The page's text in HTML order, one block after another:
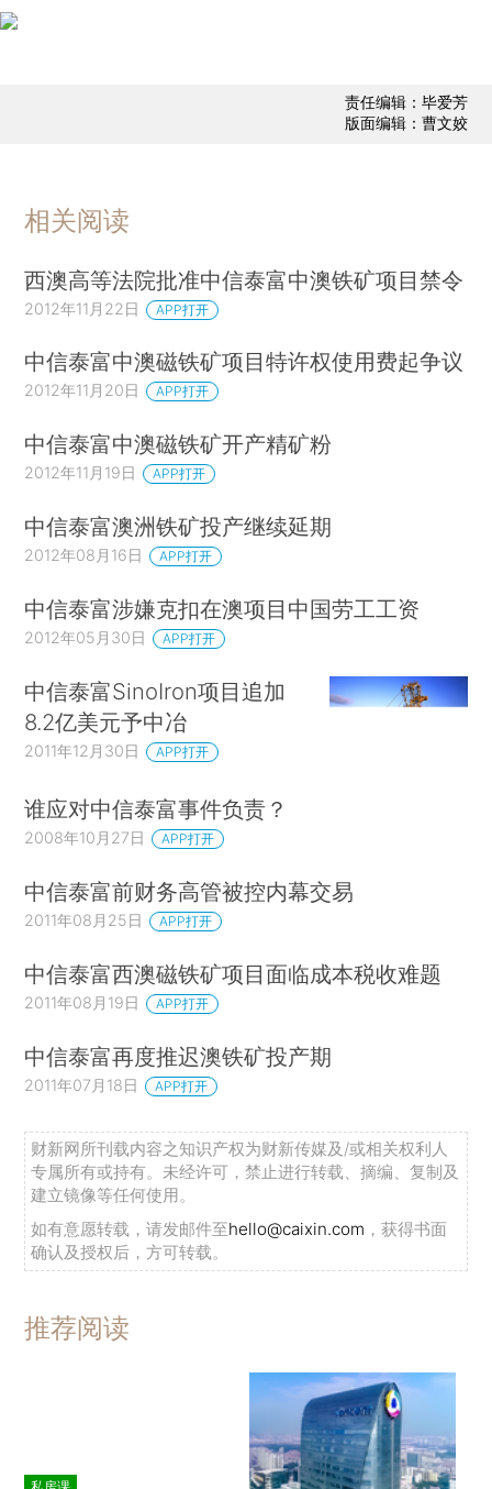
责任编辑：毕爱芳
版面编辑：曹文姣
相关阅读
西澳高等法院批准中信泰富中澳铁矿项目禁令
2012年11月22日 APP打开
中信泰富中澳磁铁矿项目特许权使用费起争议
2012年11月20日 APP打开
中信泰富中澳磁铁矿开产精矿粉
2012年11月19日 APP打开
中信泰富澳洲铁矿投产继续延期
2012年08月16日 APP打开
中信泰富涉嫌克扣在澳项目中国劳工工资
2012年05月30日 APP打开
中信泰富SinoIron项目追加
8.2亿美元予中冶
2011年12月30日 APP打开
谁应对中信泰富事件负责？
2008年10月27日 APP打开
中信泰富前财务高管被控内幕交易
2011年08月25日 APP打开
中信泰富西澳磁铁矿项目面临成本税收难题
2011年08月19日 APP打开
中信泰富再度推迟澳铁矿投产期
2011年07月18日 APP打开
财新网所刊载内容之知识产权为财新传媒及/或相关权利人
专属所有或持有。未经许可，禁止进行转载、摘编、复制及
建立镜像等任何使用。
如有意愿转载，请发邮件至hello@caixin.com ，获得书面
确认及授权后，方可转载。
推荐阅读